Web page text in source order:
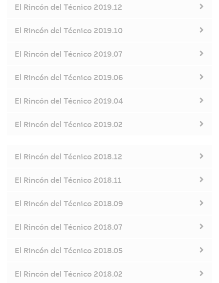
El Rincón del Técnico 2019.12
El Rincón del Técnico 2019.10
El Rincón del Técnico 2019.07
El Rincón del Técnico 2019.06
El Rincón del Técnico 2019.04
El Rincón del Técnico 2019.02
El Rincón del Técnico 2018.12
El Rincón del Técnico 2018.11
El Rincón del Técnico 2018.09
El Rincón del Técnico 2018.07
El Rincón del Técnico 2018.05
El Rincón del Técnico 2018.02